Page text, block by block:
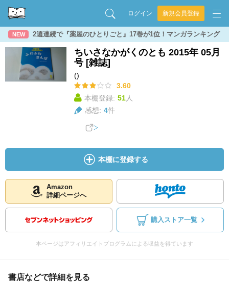
ログイン 新規会員登録
NEW 2週連続で『薬屋のひとりごと』17巻が1位！マンガランキング
ちいさなかがくのとも 2015年 05月
号 [雑誌]
()
3.60
本棚登録: 51人
感想: 4件
本棚に登録する
Amazon
詳細ページへ
購入ストア一覧
本ページはアフィリエイトプログラムによる収益を得ています
書店などで詳細を見る